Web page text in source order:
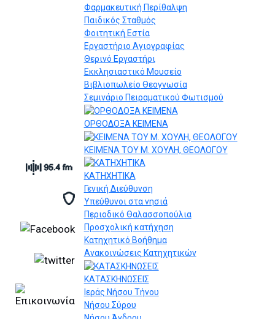
Φαρμακευτική Περίθαλψη
Παιδικός Σταθμός
Φοιτητική Εστία
Εργαστήριο Αγιογραφίας
Θερινό Εργαστήρι
Εκκλησιαστικό Μουσείο
Βιβλιοπωλείο Θεογνωσία
Σεμινάριο Πειραματικού Φωτισμού
ΟΡΘΟΔΟΞΑ ΚΕΙΜΕΝΑ
ΚΕΙΜΕΝΑ ΤΟΥ Μ. ΧΟΥΛΗ, ΘΕΟΛΟΓΟΥ
ΚΑΤΗΧΗΤΙΚΑ
Γενική Διεύθυνση
Υπεύθυνοι στα νησιά
Περιοδικό Θαλασσοπούλια
Προσχολική κατήχηση
Κατηχητικό Βοήθημα
Ανακοινώσεις Κατηχητικών
ΚΑΤΑΣΚΗΝΩΣΕΙΣ
Ιεράς Νήσου Τήνου
Νήσου Σύρου